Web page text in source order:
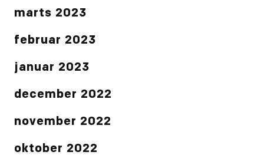
marts 2023
februar 2023
januar 2023
december 2022
november 2022
oktober 2022